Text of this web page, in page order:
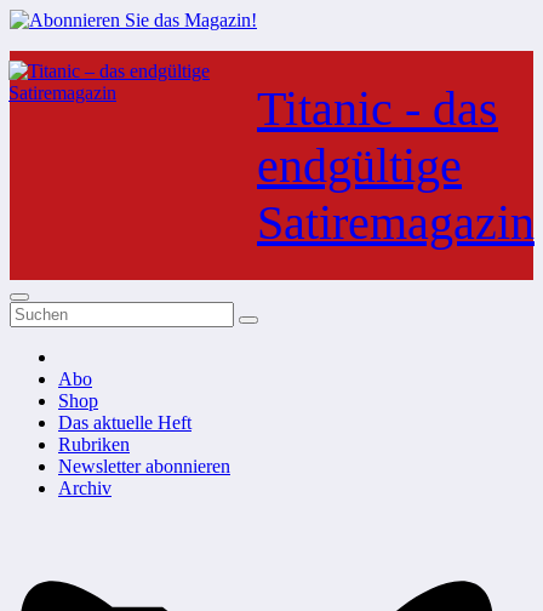
Zum
Inhalt
springen
Titanic - das
endgültige
Satiremagazin
Abo
Shop
Das aktuelle Heft
Rubriken
Newsletter abonnieren
Archiv